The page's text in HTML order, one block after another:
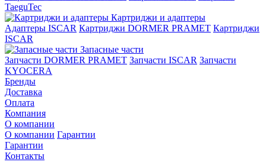
TaeguTec
Картриджи и адаптеры
Адаптеры ISCAR Картриджи DORMER PRAMET Картриджи
ISCAR
Запасные части
Запчасти DORMER PRAMET Запчасти ISCAR Запчасти
KYOCERA
Бренды
Доставка
Оплата
Компания
О компании
О компании Гарантии
Гарантии
Контакты